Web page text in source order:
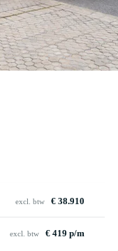
excl. btw € 38.910
excl. btw € 419 p/m